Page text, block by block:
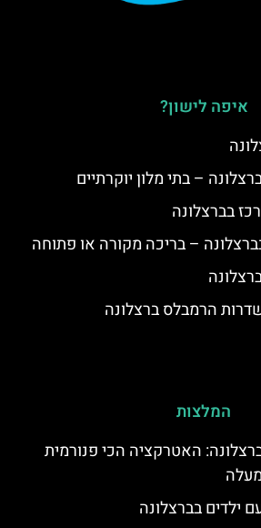
איפה לישון?
בברצלונה
– בריכה מקורה או פתוחה
הרמבלס ברצלונה
המלצות
האטרקציה הכי פנורמית
ילדים בברצלונה